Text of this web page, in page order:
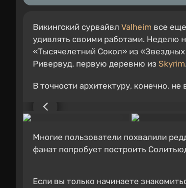
Викингский сурвайвл Valheim все
удивлять своими работами. Неделю
«Тысячелетний Сокол» из
Ривервуд, первую деревню из Skyrim.
В точности архитектуру, конечно,
Многие пользователи похвалили
фанат попробует построить
Если вы только начинаете